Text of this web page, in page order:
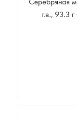
г.в., 93.3